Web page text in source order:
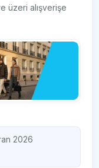
üzeri alışverişe
2026